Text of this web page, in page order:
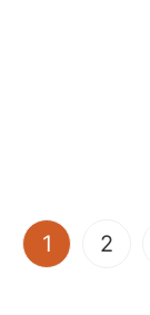
1 (current)
2